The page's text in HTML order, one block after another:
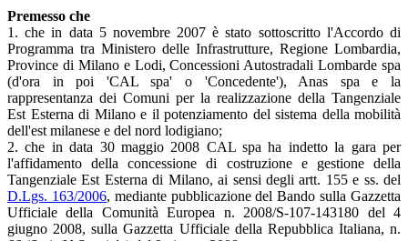
Premesso che
1. che in data 5 novembre 2007 è stato sottoscritto l'Accordo di
Programma tra Ministero delle Infrastrutture, Regione Lombardia,
Province di Milano e Lodi, Concessioni Autostradali Lombarde spa
(d'ora in poi 'CAL spa' o 'Concedente'), Anas spa e la
rappresentanza dei Comuni per la realizzazione della Tangenziale
Est Esterna di Milano e il potenziamento del sistema della mobilità
dell'est milanese e del nord lodigiano;
2. che in data 30 maggio 2008 CAL spa ha indetto la gara per
l'affidamento della concessione di costruzione e gestione della
Tangenziale Est Esterna di Milano, ai sensi degli artt. 155 e ss. del
D.Lgs. 163/2006, mediante pubblicazione del Bando sulla Gazzetta
Ufficiale della Comunità Europea n. 2008/S-107-143180 del 4
giugno 2008, sulla Gazzetta Ufficiale della Repubblica Italiana, n.